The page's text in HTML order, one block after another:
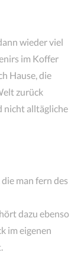
wieder viel
im Koffer
Hause, die
zurück
nicht alltägliche
man fern des
dazu ebenso
im eigenen